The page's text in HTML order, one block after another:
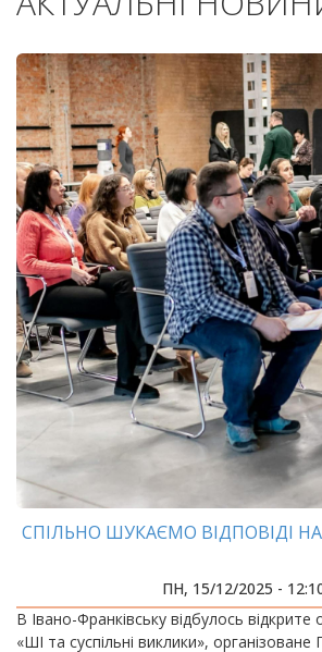
СПІЛЬНО ШУКАЄМО ВІДПОВІДІ
ПН, 15/12/2025 -
В Івано-Франківську відбулось
«ШІ та суспільні виклики», організоване